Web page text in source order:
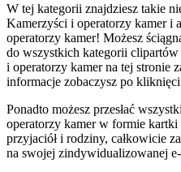
W tej kategorii znajdziesz takie
Kamerzyści i operatorzy kamer i
operatorzy kamer! Możesz
do wszystkich kategorii
i operatorzy kamer na tej stronie
informacje zobaczysz po
Ponadto możesz przesłać
operatorzy kamer w formie
przyjaciół i rodziny, całkowicie
na swojej zindywidualizowanej